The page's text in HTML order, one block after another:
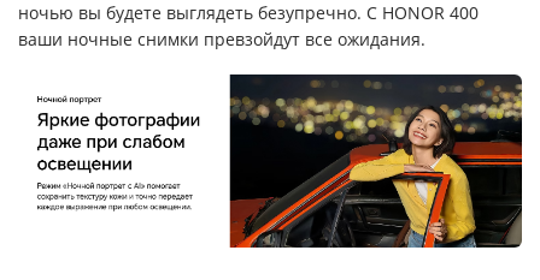
ночью вы будете выглядеть безупречно. С HONOR 400
ваши ночные снимки превзойдут все ожидания.